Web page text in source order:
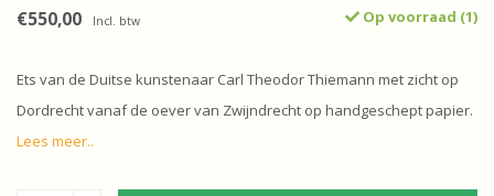
€550,00 Incl. btw Op voorraad (1)
Ets van de Duitse kunstenaar Carl Theodor Thiemann met zicht op
Dordrecht vanaf de oever van Zwijndrecht op handgeschept papier.
Lees meer..